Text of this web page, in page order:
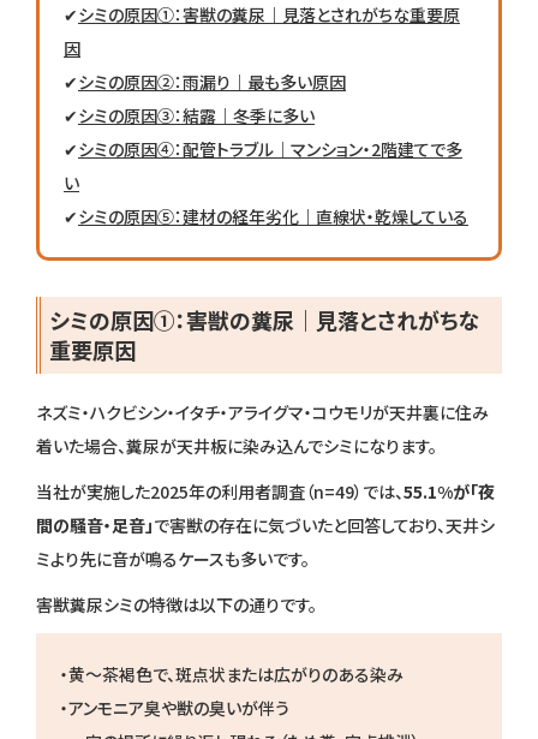
✔シミの原因①：害獣の糞尿｜見落とされがちな重要原
因
✔シミの原因②：雨漏り｜最も多い原因
✔シミの原因③：結露｜冬季に多い
✔シミの原因④：配管トラブル｜マンション・2階建てで多
い
✔シミの原因⑤：建材の経年劣化｜直線状・乾燥している
シミの原因①：害獣の糞尿｜見落とされがちな
重要原因
ネズミ・ハクビシン・イタチ・アライグマ・コウモリが天井裏に住み
着いた場合、糞尿が天井板に染み込んでシミになります。
当社が実施した2025年の利用者調査（n=49）では、55.1%が「夜
間の騒音・足音」で害獣の存在に気づいたと回答しており、天井シ
ミより先に音が鳴るケースも多いです。
害獣糞尿シミの特徴は以下の通りです。
・黄〜茶褐色で、斑点状または広がりのある染み
・アンモニア臭や獣の臭いが伴う